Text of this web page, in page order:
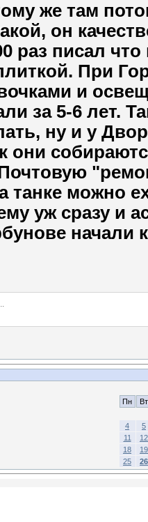
же там
он
раз писал
При
и
за 5-6 лет.
ну и у
они
танке можно
уж сразу и
начали
Пн Вт
4
5
11
12
18
19
25
26